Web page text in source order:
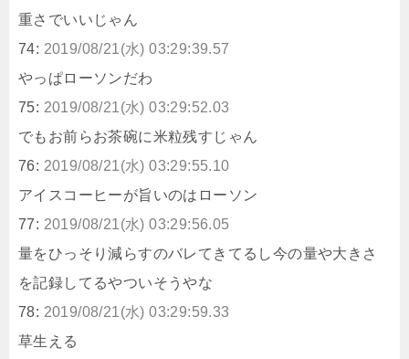
重さでいいじゃん
74: 2019/08/21(水) 03:29:39.57
やっぱローソンだわ
75: 2019/08/21(水) 03:29:52.03
でもお前らお茶碗に米粒残すじゃん
76: 2019/08/21(水) 03:29:55.10
アイスコーヒーが旨いのはローソン
77: 2019/08/21(水) 03:29:56.05
量をひっそり減らすのバレてきてるし今の量や大きさ
を記録してるやついそうやな
78: 2019/08/21(水) 03:29:59.33
草生える